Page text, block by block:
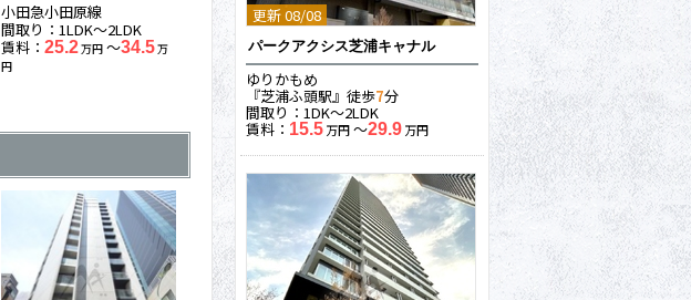
小田急小田原線
間取り：1LDK〜2LDK
賃料：25.2万円 〜34.5万
円
更新 08/08
パークアクシス芝浦キャナル
ゆりかもめ
『芝浦ふ頭駅』徒歩7分
間取り：1DK〜2LDK
賃料： 15.5万円〜29.9万円